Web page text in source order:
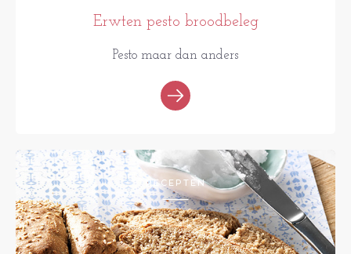
Erwten pesto broodbeleg
Pesto maar dan anders
RECEPTEN